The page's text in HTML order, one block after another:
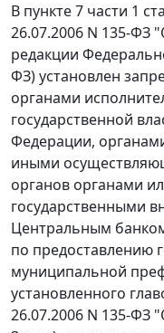
В пункте 7 части 1
26.07.2006 N 135-ФЗ
редакции
ФЗ) установлен
органами
государственной
Федерации,
иными
органов органами
государственными
Центральным
по предоставлению
муниципальной
установленного
26.07.2006 N 135-ФЗ